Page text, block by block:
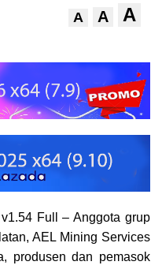
A A A
Full – Anggota grup
AEL Mining Services
produsen dan pemasok